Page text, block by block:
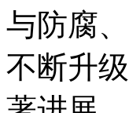
与防腐
不断升